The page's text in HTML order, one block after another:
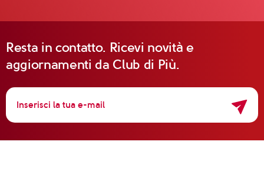
Resta in contatto. Ricevi novità e
aggiornamenti da Club di Più.